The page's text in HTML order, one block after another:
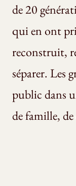
de 20
qui en ont
reconstruit,
séparer. Les
public dans
de famille,